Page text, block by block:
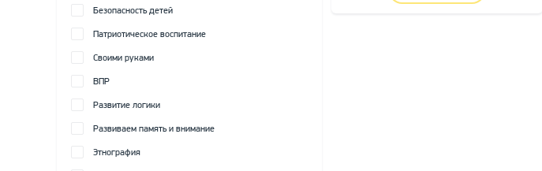
Безопасность детей
Патриотическое воспитание
Своими руками
ВПР
Развитие логики
Развиваем память и внимание
Этнография